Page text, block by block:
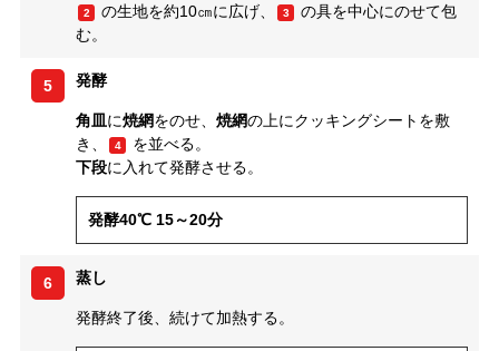
2 の生地を約10㎝に広げ、 3
の具を中心にのせて包
む。
5 発酵
角皿に焼網をのせ、 焼網の上にクッキングシートを敷
き、
4
を並べる。
下段に入れて発酵させる。
発酵40℃ 15～20分
6 蒸し
発酵終了後、続けて加熱する。